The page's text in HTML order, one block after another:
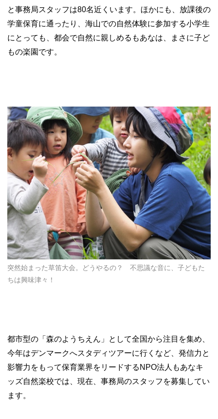
と事務局スタッフは80名近くいます。ほかにも、放課後の
学童保育に通ったり、海山での自然体験に参加する小学生
にとっても、都会で自然に親しめるもあなは、まさに子ど
もの楽園です。
突然始まった草笛大会。どうやるの？ 不思議な音に、子どもた
ちは興味津々！
都市型の「森のようちえん」として全国から注目を集め、
今年はデンマークへスタディツアーに行くなど、発信力と
影響力をもって保育業界をリードするNPO法人もあなキ
ッズ自然楽校では、現在、事務局のスタッフを募集してい
ます。